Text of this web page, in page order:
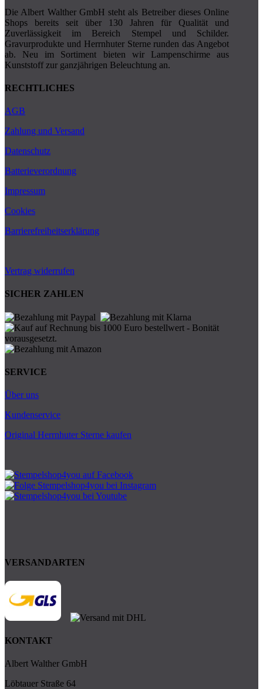
Die Albert Walther GmbH steht als Betreiber dieses Online
Shops bereits seit über 130 Jahren für Qualität und
Zuverlässigkeit im Bereich Stempel und Schilder.
Gravurprodukte und Herrnhuter Sterne runden das Angebot
ab. Neu im Sortiment bieten wir Lampenschirme aus
Kunststoff zur ganzjährigen Beleuchtung an.
RECHTLICHES
AGB
Zahlung und Versand
Datenschutz
Batterieverordnung
Impressum
Cookies
Barrierefreiheitserklärung
Vertrag widerrufen
SICHER ZAHLEN
SERVICE
Über uns
Kundenservice
Original Herrnhuter Sterne kaufen
VERSANDARTEN
KONTAKT
Albert Walther GmbH
Löbtauer Straße 64